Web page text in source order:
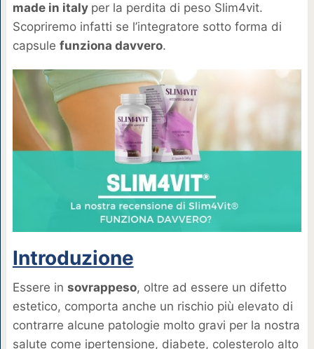
made in italy per la perdita di peso Slim4vit.
Scopriremo infatti se l’integratore sotto forma di
capsule funziona davvero.
Introduzione
Essere in sovrappeso, oltre ad essere un difetto
estetico, comporta anche un rischio più elevato di
contrarre alcune patologie molto gravi per la nostra
salute come ipertensione, diabete, colesterolo alto